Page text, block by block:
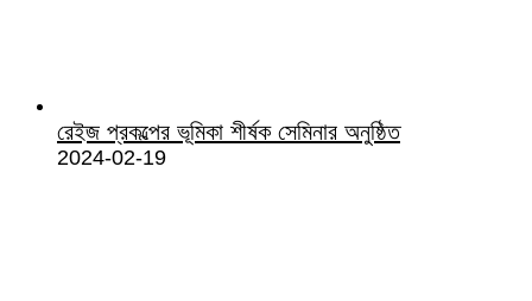
রেইজ প্রকল্পের ভূমিকা শীর্ষক সেমিনার অনুষ্ঠিত
2024-02-19